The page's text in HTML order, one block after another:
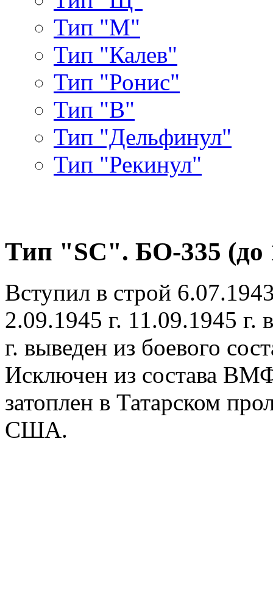
Тип "М"
Тип "Калев"
Тип "Ронис"
Тип "В"
Тип "Дельфинул"
Тип "Рекинул"
Тип "SC". БО-335 (до
Вступил в строй
2.09.1945 г. 11.09.1945
г. выведен из боевого
Исключен из состава
затоплен в Татарском
США.